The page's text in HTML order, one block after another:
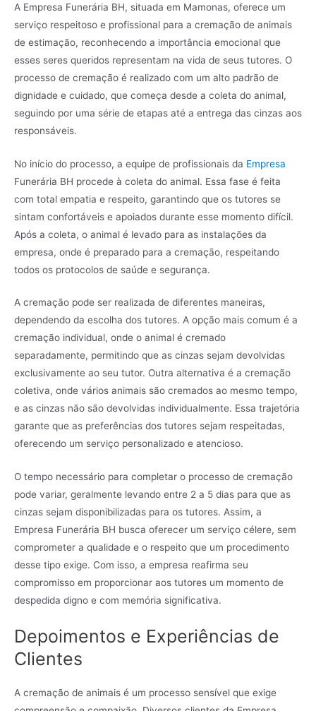
A Empresa Funerária BH, situada em Mamonas, oferece um
serviço respeitoso e profissional para a cremação de animais
de estimação, reconhecendo a importância emocional que
esses seres queridos representam na vida de seus tutores. O
processo de cremação é realizado com um alto padrão de
dignidade e cuidado, que começa desde a coleta do animal,
seguindo por uma série de etapas até a entrega das cinzas aos
responsáveis.
No início do processo, a equipe de profissionais da Empresa
Funerária BH procede à coleta do animal. Essa fase é feita
com total empatia e respeito, garantindo que os tutores se
sintam confortáveis e apoiados durante esse momento difícil.
Após a coleta, o animal é levado para as instalações da
empresa, onde é preparado para a cremação, respeitando
todos os protocolos de saúde e segurança.
A cremação pode ser realizada de diferentes maneiras,
dependendo da escolha dos tutores. A opção mais comum é a
cremação individual, onde o animal é cremado
separadamente, permitindo que as cinzas sejam devolvidas
exclusivamente ao seu tutor. Outra alternativa é a cremação
coletiva, onde vários animais são cremados ao mesmo tempo,
e as cinzas não são devolvidas individualmente. Essa trajetória
garante que as preferências dos tutores sejam respeitadas,
oferecendo um serviço personalizado e atencioso.
O tempo necessário para completar o processo de cremação
pode variar, geralmente levando entre 2 a 5 dias para que as
cinzas sejam disponibilizadas para os tutores. Assim, a
Empresa Funerária BH busca oferecer um serviço célere, sem
comprometer a qualidade e o respeito que um procedimento
desse tipo exige. Com isso, a empresa reafirma seu
compromisso em proporcionar aos tutores um momento de
despedida digno e com memória significativa.
Depoimentos e Experiências de
Clientes
A cremação de animais é um processo sensível que exige